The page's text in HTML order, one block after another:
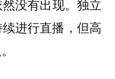
没有出现。独立
进行直播，但高